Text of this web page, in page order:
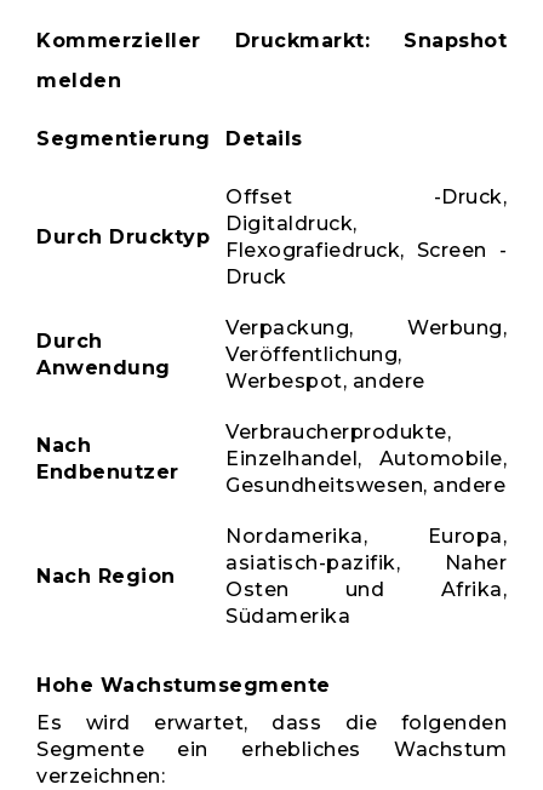
Kommerzieller Druckmarkt: Snapshot
melden
Segmentierung Details
Durch Drucktyp
Offset -Druck,
Digitaldruck,
Flexografiedruck, Screen -
Druck
Durch
Anwendung
Verpackung, Werbung,
Veröffentlichung,
Werbespot, andere
Nach
Endbenutzer
Verbraucherprodukte,
Einzelhandel, Automobile,
Gesundheitswesen, andere
Nach Region
Nordamerika, Europa,
asiatisch-pazifik, Naher
Osten und Afrika,
Südamerika
Hohe Wachstumsegmente
Es wird erwartet, dass die folgenden
Segmente ein erhebliches Wachstum
verzeichnen: